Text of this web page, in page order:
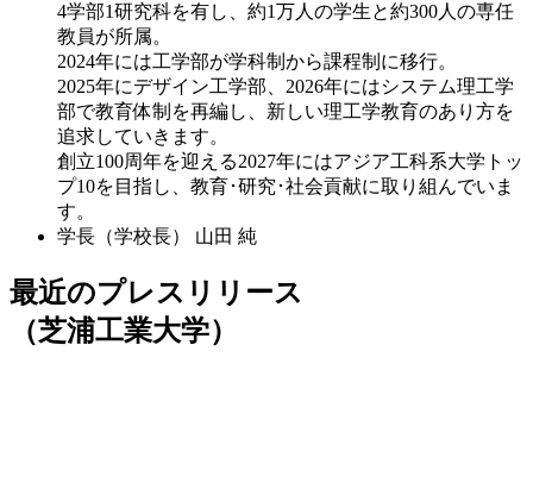
4学部1研究科を有し、約1万人の学生と約300人の専任
教員が所属。
2024年には工学部が学科制から課程制に移行。
2025年にデザイン工学部、2026年にはシステム理工学
部で教育体制を再編し、新しい理工学教育のあり方を
追求していきます。
創立100周年を迎える2027年にはアジア工科系大学トッ
プ10を目指し、教育･研究･社会貢献に取り組んでいま
す。
学長（学校長）
山田 純
最近のプレスリリース
（芝浦工業大学）